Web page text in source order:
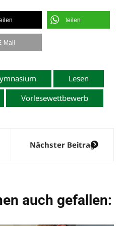
teilen
Mail
Lesen
Vorlesewettbewerb
Nächster Beitrag
auch gefallen: